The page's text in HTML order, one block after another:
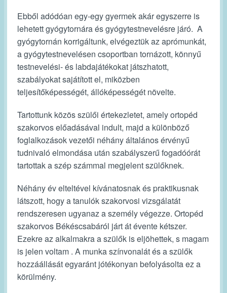
Ebből adódóan egy-egy gyermek akár egyszerre is
lehetett gyógytornára és gyógytestnevelésre járó. A
gyógytornán korrigáltunk, elvégeztük az aprómunkát,
a gyógytestnevelésen csoportban tornázott, könnyű
testnevelési- és labdajátékokat játszhatott,
szabályokat sajátított el, miközben
teljesítőképességét, állóképességét növelte.
Tartottunk közös szülői értekezletet, amely ortopéd
szakorvos előadásával indult, majd a különböző
foglalkozások vezetői néhány általános érvényű
tudnivaló elmondása után szabályszerű fogadóórát
tartottak a szép számmal megjelent szülőknek.
Néhány év elteltével kívánatosnak és praktikusnak
látszott, hogy a tanulók szakorvosi vizsgálatát
rendszeresen ugyanaz a személy végezze. Ortopéd
szakorvos Békéscsabáról járt át évente kétszer.
Ezekre az alkalmakra a szülők is eljöhettek, s magam
is jelen voltam . A munka színvonalát és a szülők
hozzáállását egyaránt jótékonyan befolyásolta ez a
körülmény.